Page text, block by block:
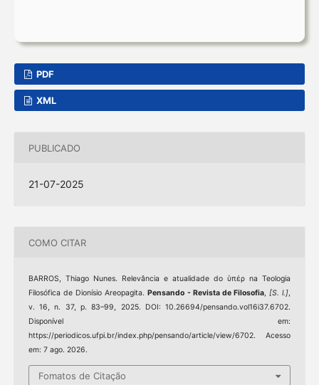
PDF
XML
PUBLICADO
21-07-2025
COMO CITAR
BARROS, Thiago Nunes. Relevância e atualidade do ὑπέρ na Teologia
Filosófica de Dionísio Areopagita.Pensando - Revista de Filosofia, [S. l.],
v. 16, n. 37, p. 83–99, 2025. DOI: 10.26694/pensando.vol16i37.6702.
Disponível em:
https://periodicos.ufpi.br/index.php/pensando/article/view/6702. Acesso
em: 7 ago. 2026.
Fomatos de Citação